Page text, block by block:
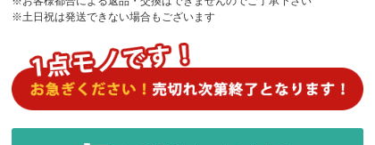
※土日祝は発送できない場合もございます